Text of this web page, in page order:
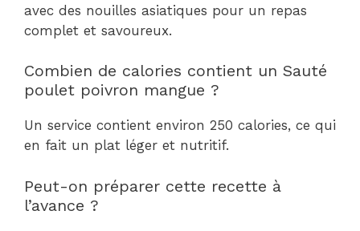
avec des nouilles asiatiques pour un repas
complet et savoureux.
Combien de calories contient un Sauté
poulet poivron mangue ?
Un service contient environ 250 calories, ce qui
en fait un plat léger et nutritif.
Peut-on préparer cette recette à
l’avance ?